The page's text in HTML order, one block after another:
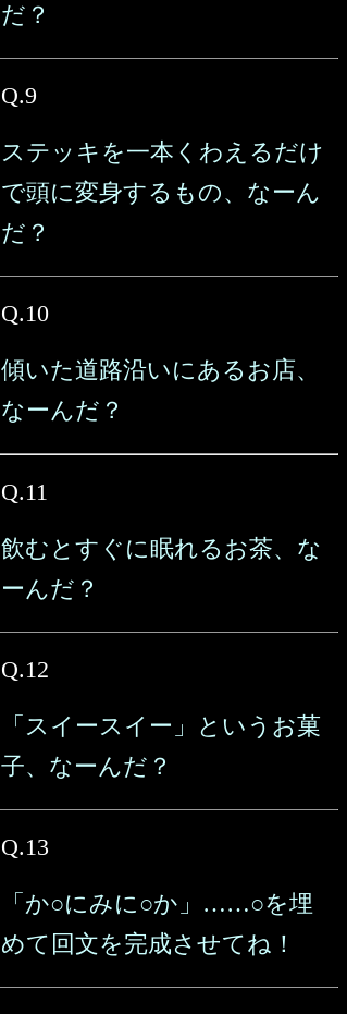
だ？
Q.9
ステッキを一本くわえるだけ
で頭に変身するもの、なーん
だ？
Q.10
傾いた道路沿いにあるお店、
なーんだ？
Q.11
飲むとすぐに眠れるお茶、な
ーんだ？
Q.12
「スイースイー」というお菓
子、なーんだ？
Q.13
「か○にみに○か」……○を埋
めて回文を完成させてね！